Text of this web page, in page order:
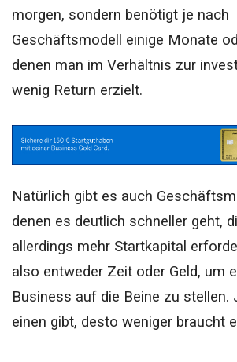
morgen, sondern benötigt je nach
Geschäftsmodell einige Monate
denen man im Verhältnis zur
wenig Return erzielt.
Natürlich gibt es auch
denen es deutlich schneller geht,
allerdings mehr Startkapital
also entweder Zeit oder Geld, um
Business auf die Beine zu stellen.
einen gibt, desto weniger braucht